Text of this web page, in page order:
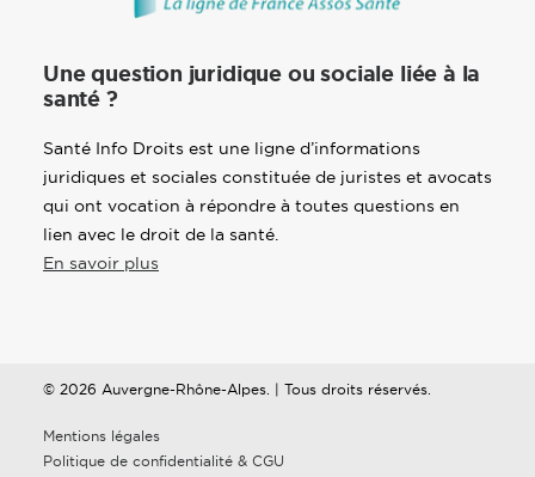
Une question juridique ou sociale liée à la
santé ?
Santé Info Droits est une ligne d’informations
juridiques et sociales constituée de juristes et avocats
qui ont vocation à répondre à toutes questions en
lien avec le droit de la santé.
En savoir plus
© 2026 Auvergne-Rhône-Alpes. | Tous droits réservés.
Mentions légales
Politique de confidentialité & CGU